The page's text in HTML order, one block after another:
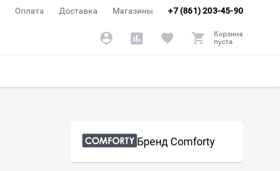
+7 (861) 203-45-90
Оплата Доставка Магазины
Корзина
пуста
Бренд Comforty